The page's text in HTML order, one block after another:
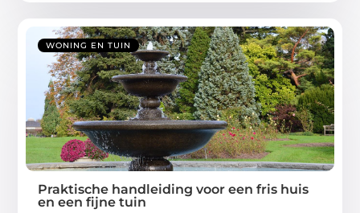
WONING EN TUIN
Praktische handleiding voor een fris huis
en een fijne tuin